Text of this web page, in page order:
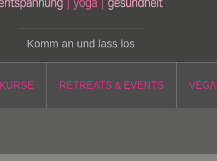
Komm an und lass los
KURSE RETREATS & EVENTS